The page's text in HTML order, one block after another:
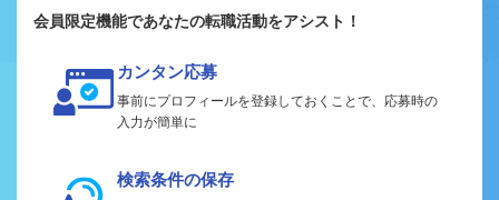
会員限定機能であなたの転職活動をアシスト！
カンタン応募
事前にプロフィールを登録しておくことで、応募時の
入力が簡単に
検索条件の保存